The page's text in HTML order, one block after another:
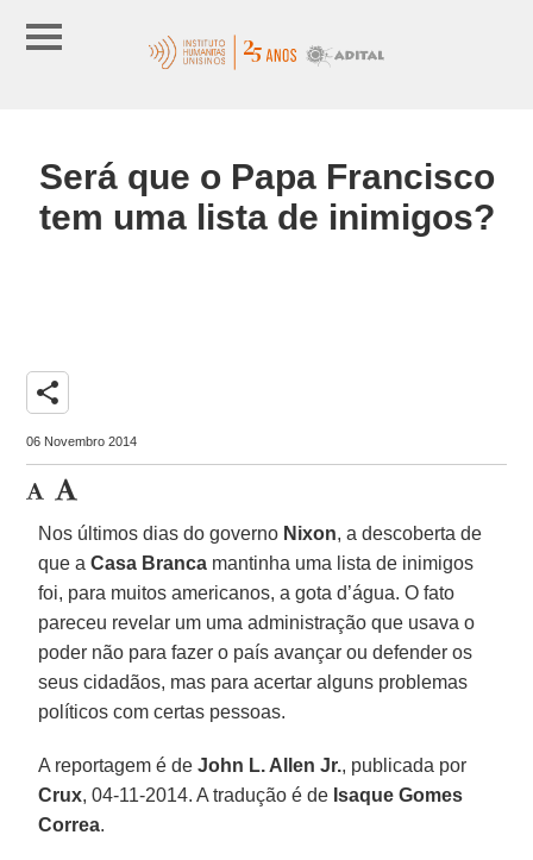
Será que o Papa Francisco
tem uma lista de inimigos?
share
06 Novembro 2014
Nos últimos dias do governo Nixon, a descoberta de
que aCasa Branca mantinha uma lista de inimigos
foi, para muitos americanos, a gota d’água. O fato
pareceu revelar um uma administração que usava o
poder não para fazer o país avançar ou defender os
seus cidadãos, mas para acertar alguns problemas
políticos com certas pessoas.
A reportagem é deJohn L. Allen Jr., publicada por
Crux, 04-11-2014. A tradução é de Isaque Gomes
Correa.